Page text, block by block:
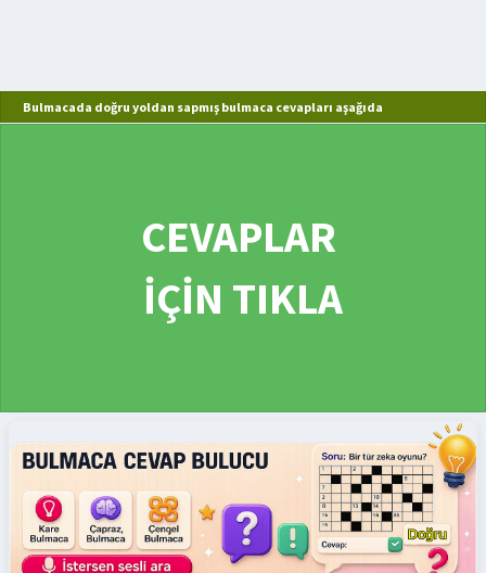
Bulmacada doğru yoldan sapmış bulmaca cevapları aşağıda
CEVAPLAR
İÇİN TIKLA